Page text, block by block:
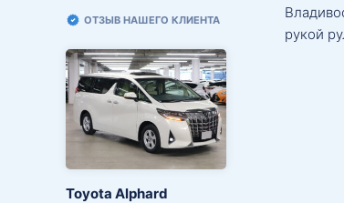
ОТЗЫВ НАШЕГО КЛИЕНТА
Toyota Alphard
рукой